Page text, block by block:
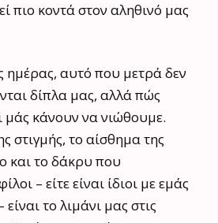
πιο κοντά στον αληθινό μας
ημέρας, αυτό που μετρά δεν
δίπλα μας, αλλά πώς
μάς κάνουν να νιώθουμε.
στιγμής, το αίσθημα της
και το δάκρυ που
– είτε είναι ίδιοι με εμάς
είναι το λιμάνι μας στις